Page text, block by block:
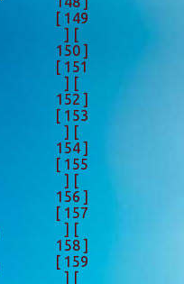
[ 149
] [
150 ]
[ 151
] [
152 ]
[ 153
] [
154 ]
[ 155
] [
156 ]
[ 157
] [
158 ]
[ 159
] [